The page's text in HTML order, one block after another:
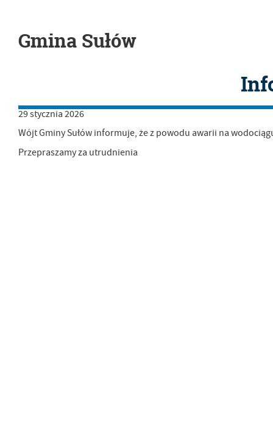
Gmina Sułów
29stycznia 2026
Wójt Gminy Sułów informuje, że z powodu awarii na
Przepraszamy za utrudnienia